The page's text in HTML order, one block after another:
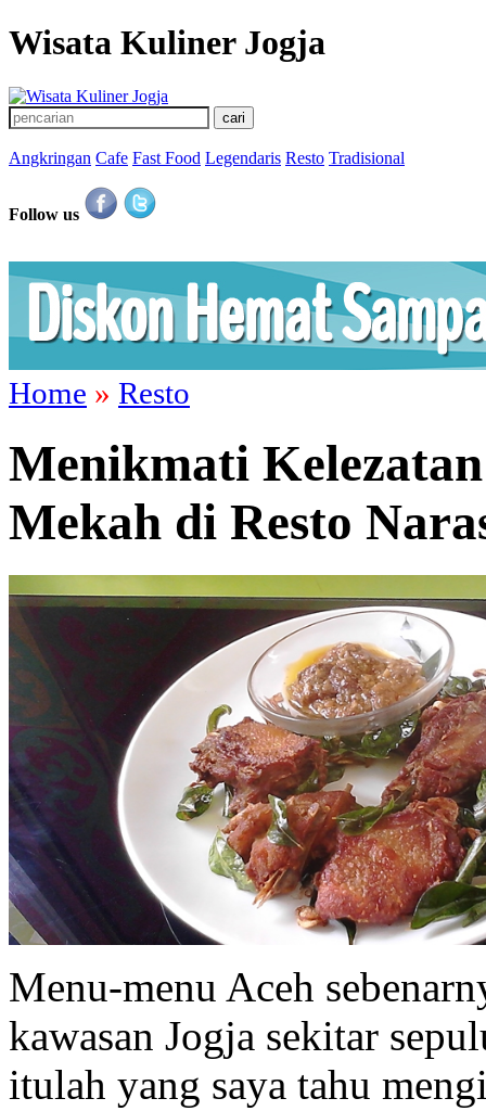
Wisata Kuliner Jogja
Angkringan Cafe Fast Food Legendaris Resto Tradisional
Follow us
Home » Resto
Menikmati
Mekah di Resto
Menu-menu Aceh
kawasan Jogja sekitar
itulah yang saya tahu